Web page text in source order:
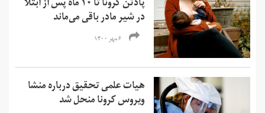
در شیر مادر باقی می‌ماند
۶ مهر ۱۴۰۰
هیات علمی تحقیق درباره منشا
ویروس کرونا منحل شد